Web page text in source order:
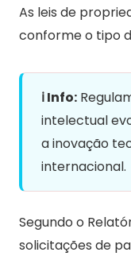
As leis de
conforme o tipo
ℹ️ Info:
intelectual
a inovação
internacional.
Segundo o
solicitações de